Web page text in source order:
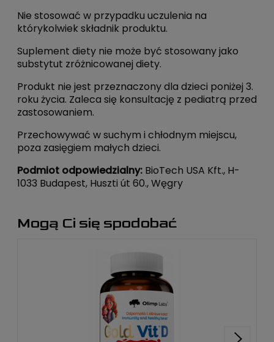
Nie stosować w przypadku uczulenia na
którykolwiek składnik produktu.
Suplement diety nie może być stosowany jako
substytut zróżnicowanej diety.
Produkt nie jest przeznaczony dla dzieci poniżej 3.
roku życia. Zaleca się konsultację z pediatrą przed
zastosowaniem.
Przechowywać w suchym i chłodnym miejscu,
poza zasięgiem małych dzieci.
Podmiot odpowiedzialny: BioTech USA Kft., H-
1033 Budapest, Huszti út 60., Węgry
Mogą Ci się spodobać